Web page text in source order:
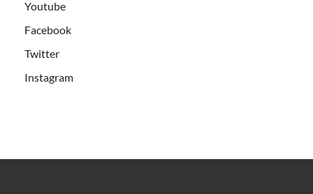
Youtube
Facebook
Twitter
Instagram